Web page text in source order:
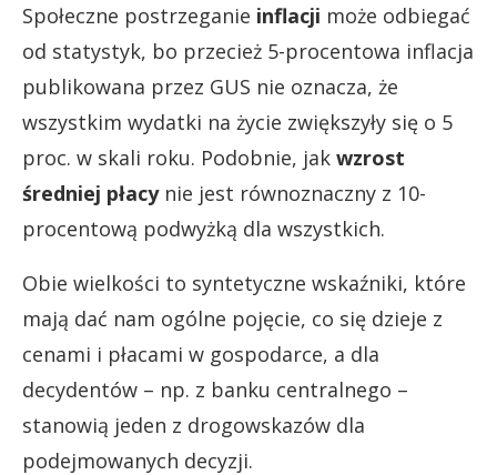
Społeczne postrzeganie inflacji może odbiegać
od statystyk, bo przecież 5-procentowa inflacja
publikowana przez GUS nie oznacza, że
wszystkim wydatki na życie zwiększyły się o 5
proc. w skali roku. Podobnie, jak wzrost
średniej płacynie jest równoznaczny z 10-
procentową podwyżką dla wszystkich.
Obie wielkości to syntetyczne wskaźniki, które
mają dać nam ogólne pojęcie, co się dzieje z
cenami i płacami w gospodarce, a dla
decydentów – np. z banku centralnego –
stanowią jeden z drogowskazów dla
podejmowanych decyzji.